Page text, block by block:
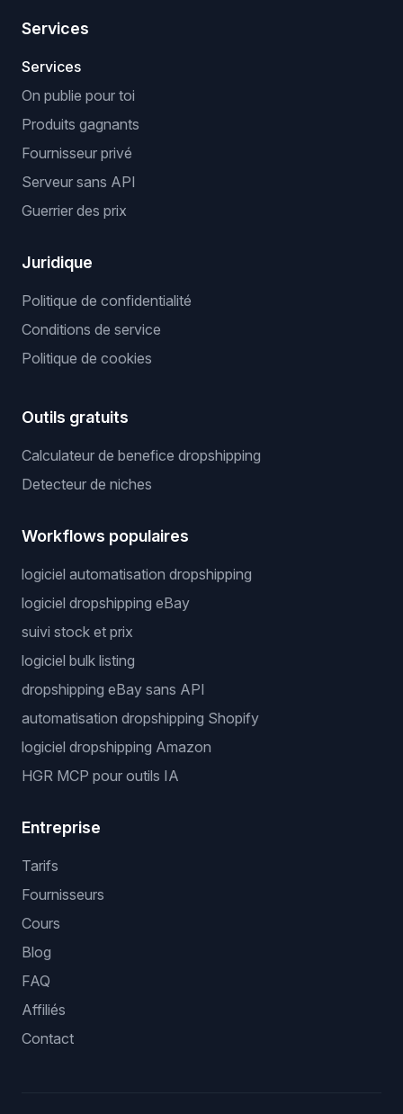
Services
Services
On publie pour toi
Produits gagnants
Fournisseur privé
Serveur sans API
Guerrier des prix
Juridique
Politique de confidentialité
Conditions de service
Politique de cookies
Outils gratuits
Calculateur de benefice dropshipping
Detecteur de niches
Workflows populaires
logiciel automatisation dropshipping
logiciel dropshipping eBay
suivi stock et prix
logiciel bulk listing
dropshipping eBay sans API
automatisation dropshipping Shopify
logiciel dropshipping Amazon
HGR MCP pour outils IA
Entreprise
Tarifs
Fournisseurs
Cours
Blog
FAQ
Affiliés
Contact